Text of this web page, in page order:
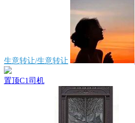
生意转让/生意转让
置顶C1司机